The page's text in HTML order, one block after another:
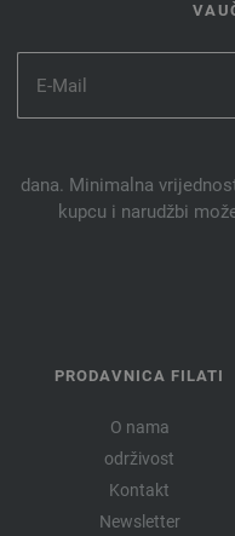
dana. Minimalna
kupcu i narudžbi
PRODAVNICA FILATI
O nama
održivost
Kontakt
Newsletter